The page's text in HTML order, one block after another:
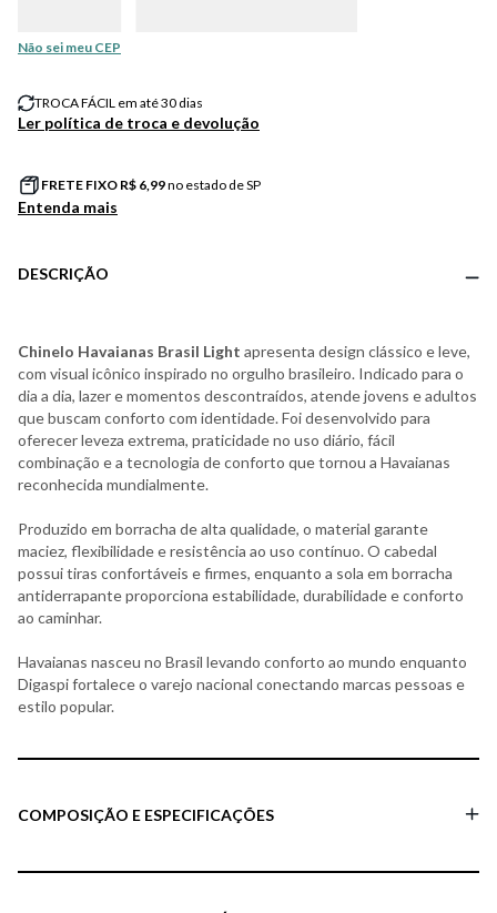
Não sei meu CEP
TROCA FÁCIL em até 30 dias
Ler política de troca e devolução
FRETE FIXO R$ 6,99no estado de SP
Entenda mais
DESCRIÇÃO
Chinelo Havaianas Brasil Light apresenta design clássico e leve,
com visual icônico inspirado no orgulho brasileiro. Indicado para o
dia a dia, lazer e momentos descontraídos, atende jovens e adultos
que buscam conforto com identidade. Foi desenvolvido para
oferecer leveza extrema, praticidade no uso diário, fácil
combinação e a tecnologia de conforto que tornou a Havaianas
reconhecida mundialmente.
Produzido em borracha de alta qualidade, o material garante
maciez, flexibilidade e resistência ao uso contínuo. O cabedal
possui tiras confortáveis e firmes, enquanto a sola em borracha
antiderrapante proporciona estabilidade, durabilidade e conforto
ao caminhar.
Havaianas nasceu no Brasil levando conforto ao mundo enquanto
Digaspi fortalece o varejo nacional conectando marcas pessoas e
estilo popular.
COMPOSIÇÃO E ESPECIFICAÇÕES